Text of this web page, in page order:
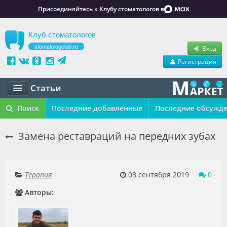
Присоединяйтесь к Клубу стоматологов в
Клуб стоматологов
stomatologclub.ru
Вход
Регистрация
Статьи
Статьи
Вакансии
Резюме
Объявления
Поиск Последние добавленные Последние
Замена реставраций на передних зубах
Терапия 03 сентября 2019
0
Авторы: